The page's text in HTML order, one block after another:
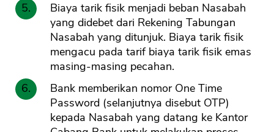
Biaya tarik fisik menjadi beban Nasabah
yang didebet dari Rekening Tabungan
Nasabah yang ditunjuk. Biaya tarik fisik
mengacu pada tarif biaya tarik fisik emas
masing-masing pecahan.
Bank memberikan nomor One Time
Password (selanjutnya disebut OTP)
kepada Nasabah yang datang ke Kantor